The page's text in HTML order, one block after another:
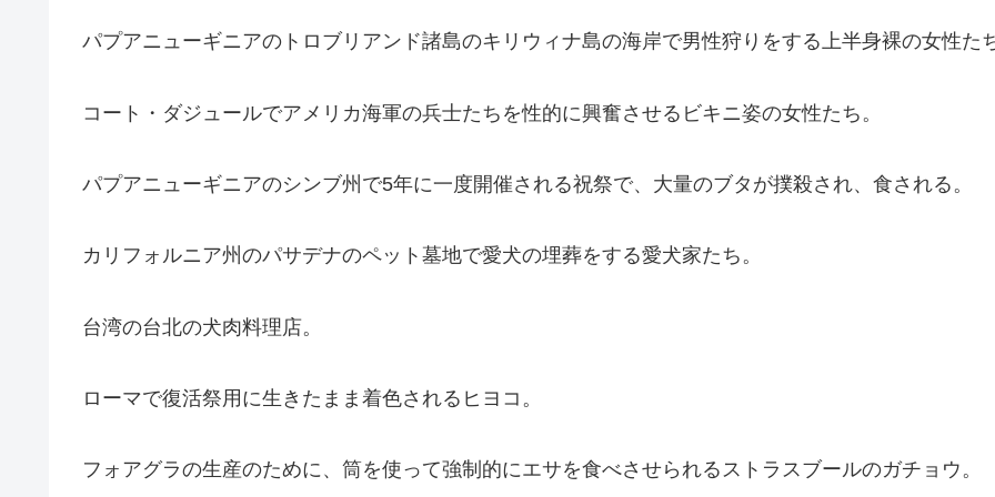
パプアニューギニアのトロブリアンド諸島のキリウィナ島の海岸で男性狩りをする上半身裸の女性た
コート・ダジュールでアメリカ海軍の兵士たちを性的に興奮させるビキニ姿の女性たち。
パプアニューギニアのシンブ州で5年に一度開催される祝祭で、大量のブタが撲殺され、食される。
カリフォルニア州のパサデナのペット墓地で愛犬の埋葬をする愛犬家たち。
台湾の台北の犬肉料理店。
ローマで復活祭用に生きたまま着色されるヒヨコ。
フォアグラの生産のために、筒を使って強制的にエサを食べさせられるストラスブールのガチョウ。